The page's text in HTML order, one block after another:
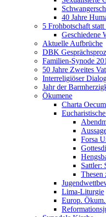
40 Jahre
5 Frohbotschaft
Geschiedene
Aktuelle Aufbrüche
DBK
Familien-Synode
50 Jahre Zweites
Interreligiöser
Jahr der
Ökumene
Charta
Forsa
Sattler:
Thesen
Lima-Liturgie
Europ.